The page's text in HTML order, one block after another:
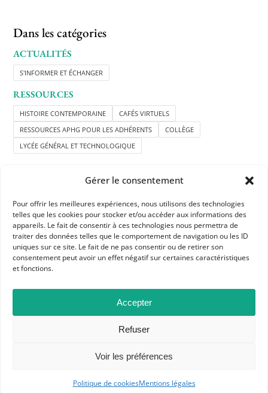
Gérer le consentement
Pour offrir les meilleures expériences, nous utilisons des technologies
telles que les cookies pour stocker et/ou accéder aux informations des
appareils. Le fait de consentir à ces technologies nous permettra de
traiter des données telles que le comportement de navigation ou les ID
uniques sur ce site. Le fait de ne pas consentir ou de retirer son
consentement peut avoir un effet négatif sur certaines caractéristiques
et fonctions.
Accepter
Refuser
Voir les préférences
Politique de cookiesMentions légales
Dans les catégories
ACTUALITÉS
S'INFORMER ET ÉCHANGER
RESSOURCES
HISTOIRE CONTEMPORAINE
CAFÉS VIRTUELS
RESSOURCES APHG POUR LES ADHÉRENTS
COLLÈGE
LYCÉE GÉNÉRAL ET TECHNOLOGIQUE
APHG
Association des professeurs d'histoire et géographie
+ 33 0(1) 42 33 62 37
BP 6541 – 75065 Paris Cedex 02
MENTIONS LÉGALES